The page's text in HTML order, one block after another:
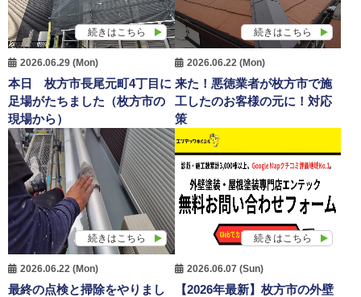
続きはこちら
2026.06.29 (Mon)
本日 枚方市長尾元町4丁目に
足場がたちました（枚方市の
現場から）
続きはこちら
2026.06.22 (Mon)
来た！悪徳業者が枚方市で施
工したのお客様の元に！対応
策
続きはこちら
2026.06.22 (Mon)
最終の点検と掃除をやりまし
続きはこちら
2026.06.07 (Sun)
【2026年最新】枚方市の外壁